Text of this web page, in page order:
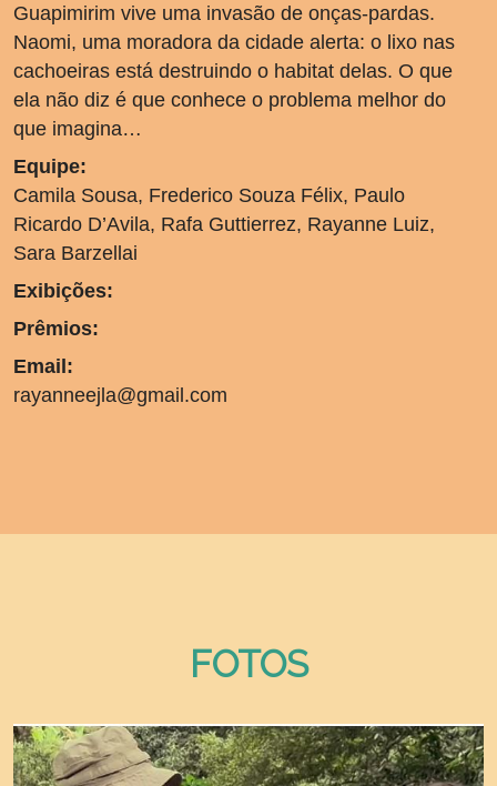
Guapimirim vive uma invasão de onças-pardas.
Naomi, uma moradora da cidade alerta: o lixo nas
cachoeiras está destruindo o habitat delas. O que
ela não diz é que conhece o problema melhor do
que imagina…
Equipe:
Camila Sousa, Frederico Souza Félix, Paulo
Ricardo D’Avila, Rafa Guttierrez, Rayanne Luiz,
Sara Barzellai
Exibições:
Prêmios:
Email:
rayanneejla@gmail.com
FOTOS